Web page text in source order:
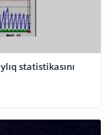
statistikasını